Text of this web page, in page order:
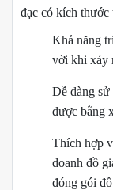
đạc có kích thước
Khả năng
vời khi xảy
Dễ dàng sử
được bằng
Thích hợp
doanh đồ
đóng gói